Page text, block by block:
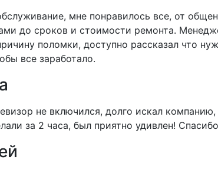
мне понравилось все, от
до сроков и стоимости ремонта.
поломки, доступно рассказал что
все заработало.
не включился, долго искал
за 2 часа, был приятно удивлен!